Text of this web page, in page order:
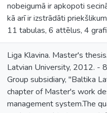
nobeigumā ir apkopoti
kā arī ir izstrādāti
11 tabulas, 6 attēlus, 4
Liga Klavina. Master's
Latvian University, 2012. -
Group subsidiary, "Baltika
chapter of Master's work
management system.The